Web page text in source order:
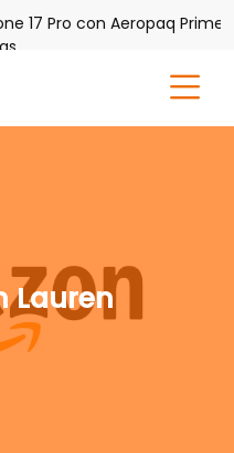
17 Pro con Aeropaq Prime
Lauren